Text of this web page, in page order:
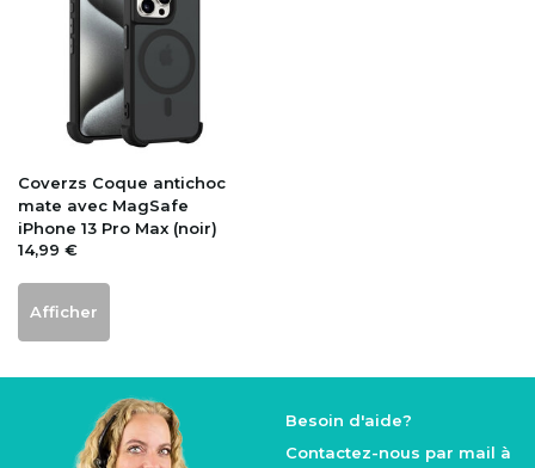
Coverzs Coque antichoc
mate avec MagSafe
iPhone 13 Pro Max (noir)
14,99 €
Afficher
Besoin d'aide?
Contactez-nous par mail à